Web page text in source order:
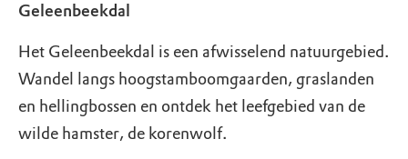
Geleenbeekdal
Het Geleenbeekdal is een afwisselend natuurgebied.
Wandel langs hoogstamboomgaarden, graslanden
en hellingbossen en ontdek het leefgebied van de
wilde hamster, de korenwolf.